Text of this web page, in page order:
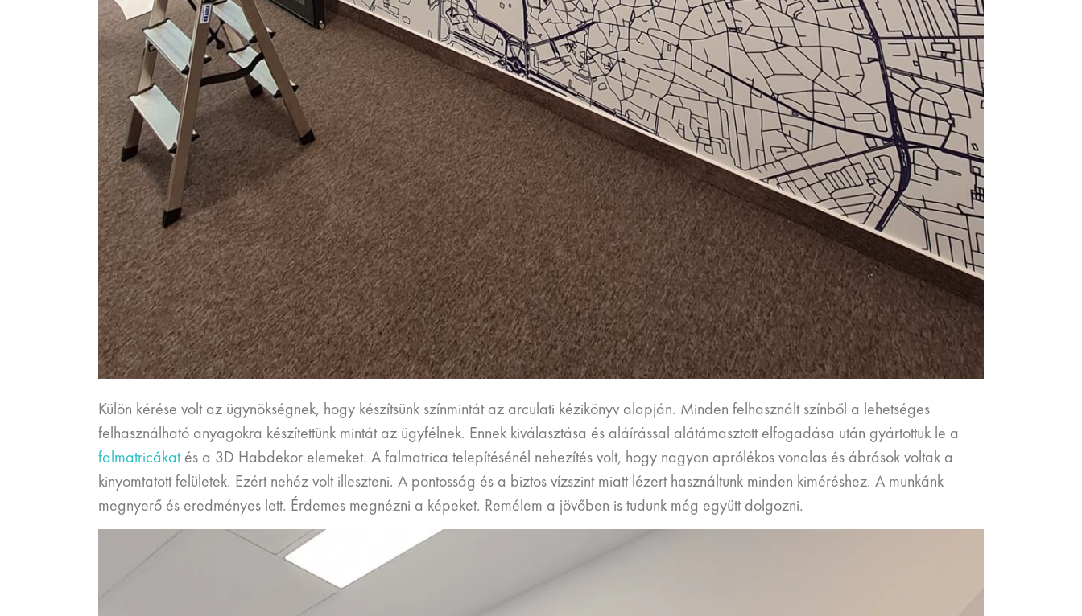
Külön kérése volt az ügynökségnek, hogy készítsünk színmintát az arculati kézikönyv alapján. Minden felhasznált színből a lehetséges
felhasználható anyagokra készítettünk mintát az ügyfélnek. Ennek kiválasztása és aláírással alátámasztott elfogadása után gyártottuk le a
falmatricákatés a 3D Habdekor elemeket. A falmatrica telepítésénél nehezítés volt, hogy nagyon aprólékos vonalas és ábrások voltak a
kinyomtatott felületek. Ezért nehéz volt illeszteni. A pontosság és a biztos vízszint miatt lézert használtunk minden kiméréshez. A munkánk
megnyerő és eredményes lett. Érdemes megnézni a képeket. Remélem a jövőben is tudunk még együtt dolgozni.